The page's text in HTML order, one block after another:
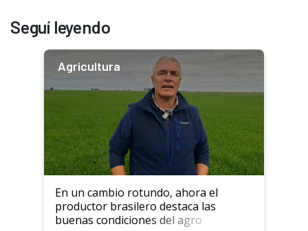
Seguí leyendo
Agricultura
En un cambio rotundo, ahora el
productor brasilero destaca las
buenas condiciones del agro